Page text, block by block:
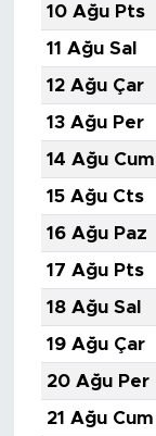
10 Ağu Pts
11 Ağu Sal
12 Ağu Çar
13 Ağu Per
14 Ağu Cum
15 Ağu Cts
16 Ağu Paz
17 Ağu Pts
18 Ağu Sal
19 Ağu Çar
20 Ağu Per
21 Ağu Cum